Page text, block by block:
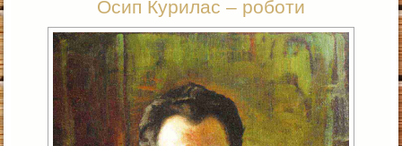
Осип Курилас – роботи